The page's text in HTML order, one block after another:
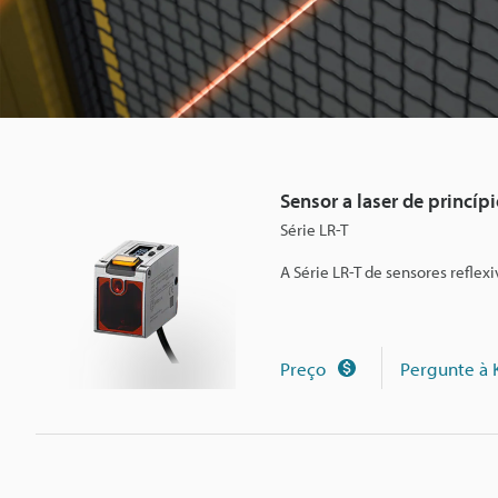
r
i
Sensor a laser de
Série LR-T
A Série LR-T de sensores
Preço Pergunte à